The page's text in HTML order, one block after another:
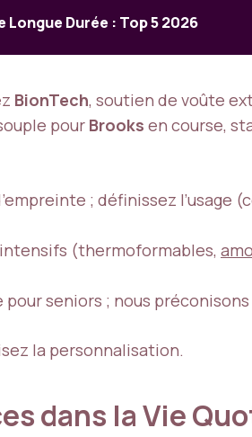
Longue Durée : Top 5 2026
BionTech, soutien de voûte
pour Brooks en course,
; définissez l’usage
(thermoformables,
seniors ; nous préconisons
la personnalisation.
dans la Vie